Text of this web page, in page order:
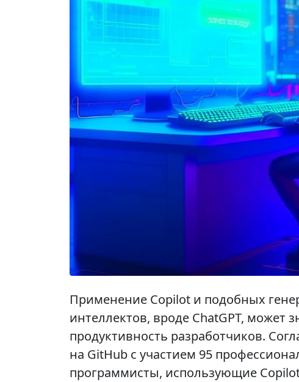
Применение Copilot и подобных
интеллектов, вроде ChatGPT, может
продуктивность разработчиков.
на GitHub с участием 95
программисты, использующие